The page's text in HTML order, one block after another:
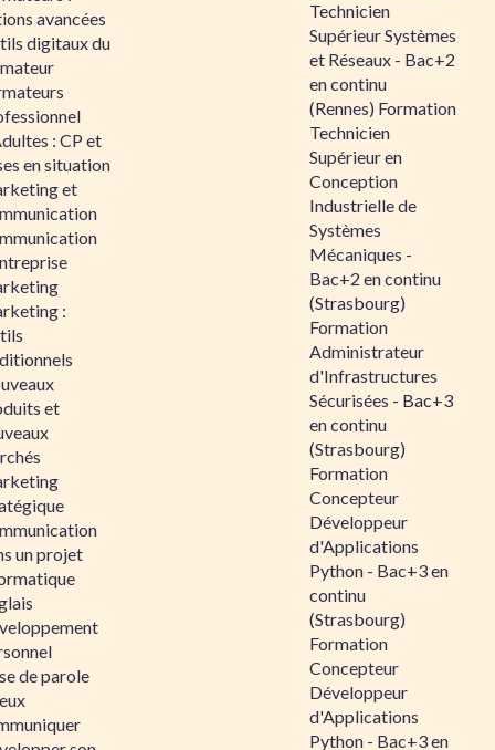
avancées
digitaux du
: CP et
en situation
et
:
et
un projet
de parole
Technicien
Supérieur Systèmes
et Réseaux - Bac+2
en continu
(Rennes) Formation
Technicien
Supérieur en
Conception
Industrielle de
Systèmes
Mécaniques -
Bac+2 en continu
(Strasbourg)
Formation
Administrateur
d'Infrastructures
Sécurisées - Bac+3
en continu
(Strasbourg)
Formation
Concepteur
Développeur
d'Applications
Python - Bac+3 en
continu
(Strasbourg)
Formation
Concepteur
Développeur
d'Applications
Python - Bac+3 en